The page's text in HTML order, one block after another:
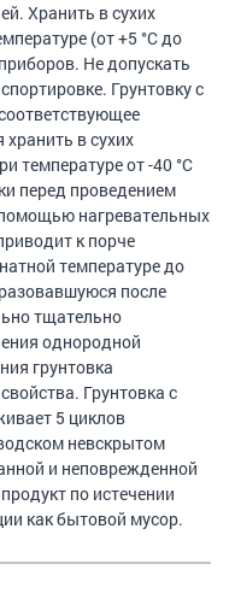
Хранить в сухих
(от +5 °С до
Не допускать
Грунтовку с
в сухих
температуре от -40 °С
перед проведением
помощью нагревательных
к порче
температуре до
после
тщательно
однородной
грунтовка
Грунтовка с
5 циклов
невскрытом
и неповрежденной
по истечении
как бытовой мусор.